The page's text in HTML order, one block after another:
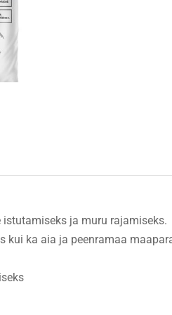
ja muru rajamiseks.
kui ka aia ja peenramaa